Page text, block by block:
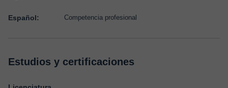
Español: Competencia profesional
Estudios y certificaciones